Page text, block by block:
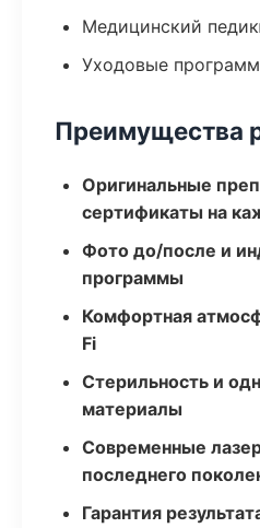
Медицинский
Уходовые
Преимущества
Оригинальные
сертификаты на
Фото до/после и
программы
Комфортная
Fi
Стерильность и
материалы
Современные
последнего
Гарантия